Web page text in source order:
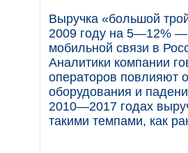
Выручка «большой
2009 году на 5—12%
мобильной связи в
Аналитики компании
операторов повлияют
оборудования и
2010—2017 годах
такими темпами, как